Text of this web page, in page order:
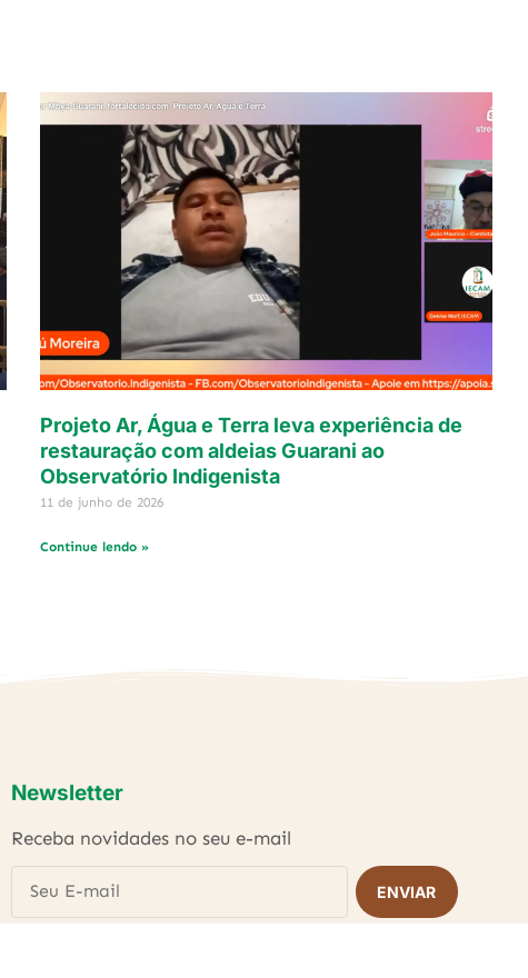
Projeto Ar, Água e Terra leva experiência de
restauração com aldeias Guarani ao
Observatório Indigenista
11 de junho de 2026
Continue lendo »
Newsletter
Receba novidades no seu e-mail
ENVIAR